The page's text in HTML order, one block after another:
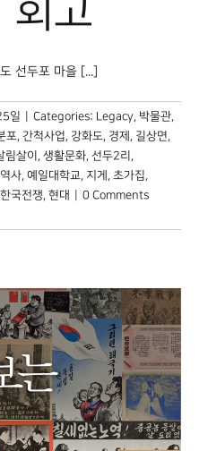
회고
선두포 마을 [...]
일 Categories: Legacy, 박물관,
포, 간척사업, 강화도, 경제 , 길상면,
림살이 , 생활문화, 선두2리 ,
역사, 예일대학교, 지게 , 초가집,
한국전쟁, 현대
0 Comments